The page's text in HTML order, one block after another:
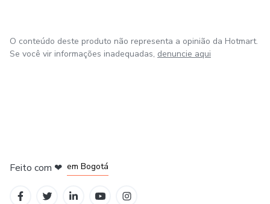
O conteúdo deste produto não representa a opinião da Hotmart.
Se você vir informações inadequadas, denuncie aqui
Feito com ❤ em Bogotá